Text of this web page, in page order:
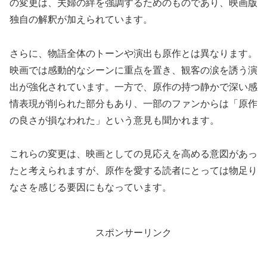
の変更は、夫婦の絆を強調するためのものであり、映画版
独自の解釈が加えられています。
さらに、物語全体のトーンや演出も原作とは異なります。
映画では感動的なシーンに重点を置き、観客の涙を誘う演
出が強化されています。一方で、原作の持つ静かで深い感
情表現が削られた部分もあり、一部のファンからは「原作
の良さが損なわれた」という意見も聞かれます。
これらの変更は、映画としての見応えを高める意図があっ
たと考えられますが、原作を愛する読者にとっては物足り
なさを感じる要因にもなっています。
スポンサーリンク